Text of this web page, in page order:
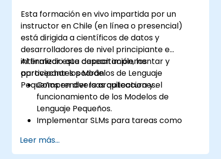
Desplegar modelos de lenguaje
específicos del dominio en escenarios del
mundo real.
Esta formación en vivo impartida por un
instructor en Chile (en línea o presencial)
está dirigida a científicos de datos y
desarrolladores de nivel principiante e
intermedio que desean implementar y
aprovechar los Modelos de Lenguaje
Pequeños en diversas aplicaciones.
Al finalizar esta capacitación, los
participantes podrán:
Comprender la arquitectura y el
funcionamiento de los Modelos de
Lenguaje Pequeños.
Implementar SLMs para tareas como
sentimientos.
Optimizar y ajustar finamente los SLMs
Leer más...